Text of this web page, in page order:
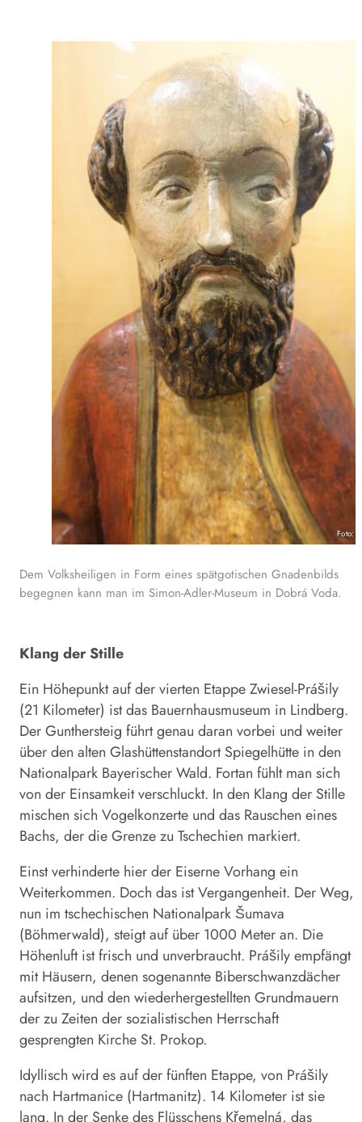
Foto:
Dem Volksheiligen in Form eines spätgotischen Gnadenbilds
begegnen kann man im Simon-Adler-Museum in Dobrá Voda.
Klang der Stille
Ein Höhepunkt auf der vierten Etappe Zwiesel-Prášily
(21 Kilometer) ist das Bauernhausmuseum in Lindberg.
Der Gunthersteig führt genau daran vorbei und weiter
über den alten Glashüttenstandort Spiegelhütte in den
Nationalpark Bayerischer Wald. Fortan fühlt man sich
von der Einsamkeit verschluckt. In den Klang der Stille
mischen sich Vogelkonzerte und das Rauschen eines
Bachs, der die Grenze zu Tschechien markiert.
Einst verhinderte hier der Eiserne Vorhang ein
Weiterkommen. Doch das ist Vergangenheit. Der Weg,
nun im tschechischen Nationalpark Šumava
(Böhmerwald), steigt auf über 1000 Meter an. Die
Höhenluft ist frisch und unverbraucht. Prášily empfängt
mit Häusern, denen sogenannte Biberschwanzdächer
aufsitzen, und den wiederhergestellten Grundmauern
der zu Zeiten der sozialistischen Herrschaft
gesprengten Kirche St. Prokop.
Idyllisch wird es auf der fünften Etappe, von Prášily
nach Hartmanice (Hartmanitz). 14 Kilometer ist sie
lang. In der Senke des Flüsschens Křemelná, das